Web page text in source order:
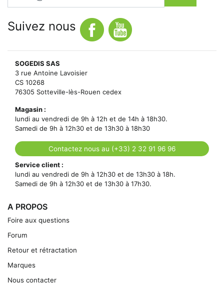
Suivez nous
SOGEDIS SAS
3 rue Antoine Lavoisier
CS 10268
76305 Sotteville-lès-Rouen cedex
Magasin :
lundi au vendredi de 9h à 12h et de 14h à 18h30.
Samedi de 9h à 12h30 et de 13h30 à 18h30
Contactez nous au (+33) 2 32 91 96 96
Service client :
lundi au vendredi de 9h à 12h30 et de 13h30 à 18h.
Samedi de 9h à 12h30 et de 13h30 à 17h30.
A PROPOS
Foire aux questions
Forum
Retour et rétractation
Marques
Nous contacter